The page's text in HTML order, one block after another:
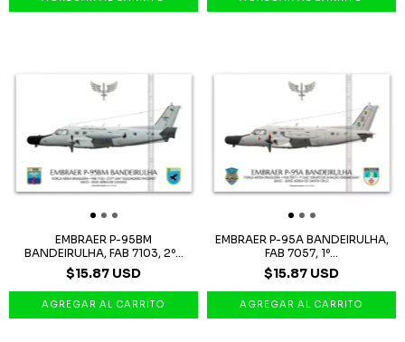
EMBRAER P-95BM
BANDEIRULHA, FAB 7103, 2º...
$15.87 USD
EMBRAER P-95A BANDEIRULHA,
FAB 7057, 1º...
$15.87 USD